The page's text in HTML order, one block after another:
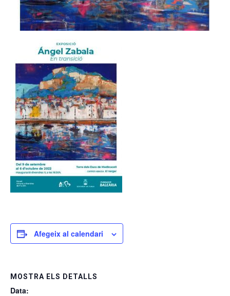
Afegeix al calendari
MOSTRA ELS DETALLS
Data: